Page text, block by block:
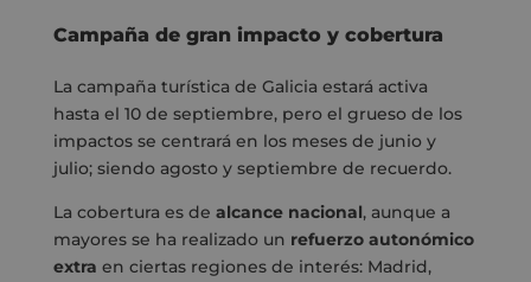
Campaña de gran impacto y cobertura
La campaña turística de Galicia estará activa
hasta el 10 de septiembre, pero el grueso de los
impactos se centrará en los meses de junio y
julio; siendo agosto y septiembre de recuerdo.
La cobertura es de alcance nacional, aunque a
mayores se ha realizado un refuerzo autonómico
extra en ciertas regiones de interés: Madrid,